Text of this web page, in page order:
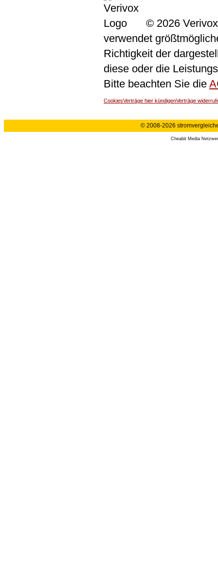
© 2026
verwendet
Richtigkeit der
diese oder die
Bitte beachten Sie die
CookiesVerträge hier kündigenVerträge
© 2008-2026
Cheabit Media